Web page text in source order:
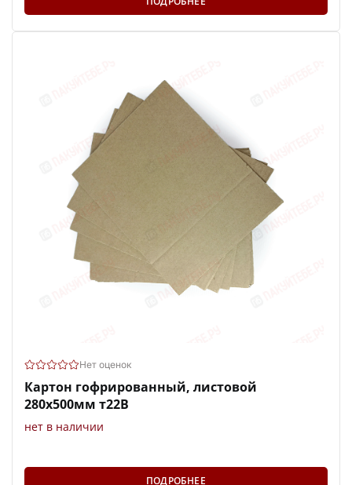
Нет оценок
Картон гофрированный, листовой
280х500мм т22В
нет в наличии
ПОДРОБНЕЕ